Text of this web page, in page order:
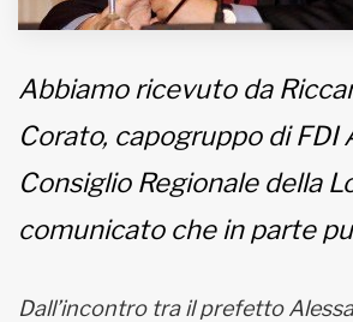
Iscriviti alla newsletter
www.viveremilano.info
Bernardis
EDB edizioni - Via Brivio angolo C.
Imbonati, 89 20159 Milano (Italia)
Informativa sulla privacy
Abbiamo ricevuto da
Corato, capogruppo di FDI
Consiglio Regionale della
comunicato che in parte
Dall’incontro tra il prefetto